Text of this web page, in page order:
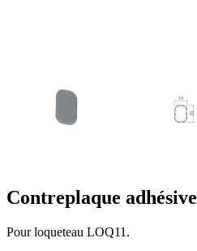
Contreplaque adhésive
Pour loqueteau LOQ11.